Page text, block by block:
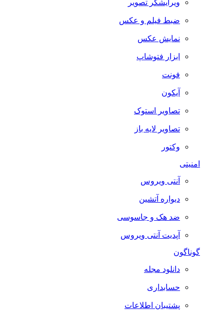
ویرایشگر تصویر
ضبط فيلم و عكس
نمایش عکس
ابزار فتوشاپ
فونت
آیکون
تصاویر استوک
تصاویر لایه باز
وکتور
امنیتی
آنتی ویروس
دیواره آتشین
ضد هک و جاسوسی
آپدیت آنتی ویروس
گوناگون
دانلود مجله
حسابداری
پشتیبان اطلاعات